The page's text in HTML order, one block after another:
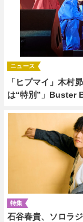
舞台
動画
連載・ブロ
編集部ブログ・
「ヒプマイ」木村
は“特別”」Buster
ニュース
石谷春貴、ソロラ
特集